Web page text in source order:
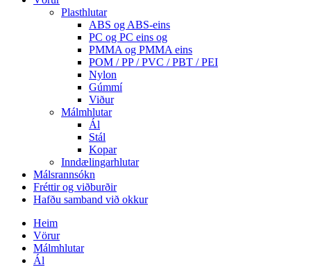
Plasthlutar
ABS og ABS-eins
PC og PC eins og
PMMA og PMMA eins
POM / PP / PVC / PBT / PEI
Nylon
Gúmmí
Viður
Málmhlutar
Ál
Stál
Kopar
Inndælingarhlutar
Málsrannsókn
Fréttir og viðburðir
Hafðu samband við okkur
Heim
Vörur
Málmhlutar
Ál